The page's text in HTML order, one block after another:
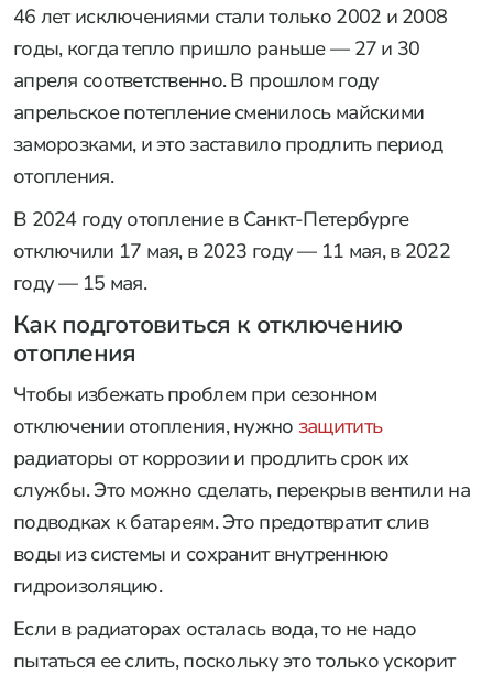
46 лет исключениями стали только 2002 и 2008
годы, когда тепло пришло раньше — 27 и 30
апреля соответственно. В прошлом году
апрельское потепление сменилось майскими
заморозками, и это заставило продлить период
отопления.
В 2024 году отопление в Санкт-Петербурге
отключили 17 мая, в 2023 году — 11 мая, в 2022
году — 15 мая.
Как подготовиться к отключению
отопления
Чтобы избежать проблем при сезонном
отключении отопления, нужно защитить
радиаторы от коррозии и продлить срок их
службы. Это можно сделать, перекрыв вентили на
подводках к батареям. Это предотвратит слив
воды из системы и сохранит внутреннюю
гидроизоляцию.
Если в радиаторах осталась вода, то не надо
пытаться ее слить, поскольку это только ускорит